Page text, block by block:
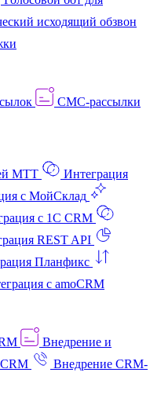
исходящий обзвон
СМС-рассылки
МТТ
Интеграция
с МойСклад
с 1C CRM
REST API
Планфикс
с amoCRM
Внедрение и
Внедрение CRM-